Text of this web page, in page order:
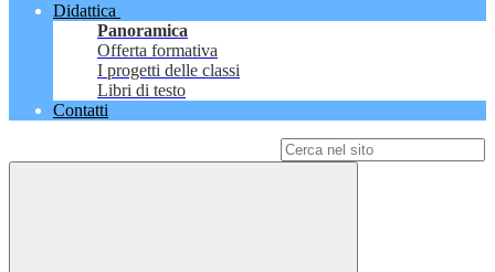
Didattica
Panoramica
Offerta formativa
I progetti delle classi
Libri di testo
Contatti